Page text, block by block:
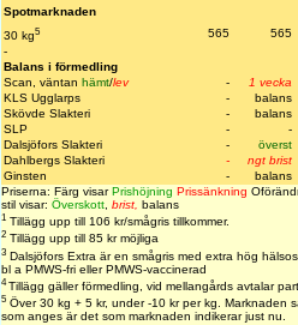
Spotmarknaden
30 kg5 565
565
-
Balans i förmedling
Scan, väntan hämt/lev -
1 vecka
KLS Ugglarps
-
balans
Skövde Slakteri
-
balans
SLP
-
-
Dalsjöfors Slakteri
-
överst
Dahlbergs Slakteri
-
ngt brist
Ginsten
-
balans
Priserna: Färg visarPrishöjning Prissänkning
stil visar: Överskott brist, balans
1 Tillägg upp till 106 kr/smågris tillkommer.
2 Tillägg upp till 85 kr möjliga
3 Dalsjöfors Extra är en smågris med extra hög
bl a PMWS-fri eller PMWS-vaccinerad
4Tillägg gäller förmedling, vid mellangårds avtalar
5 Över 30 kg + 5 kr, under -10 kr per kg. Marknaden
som anges är det som marknaden indikerar just nu.